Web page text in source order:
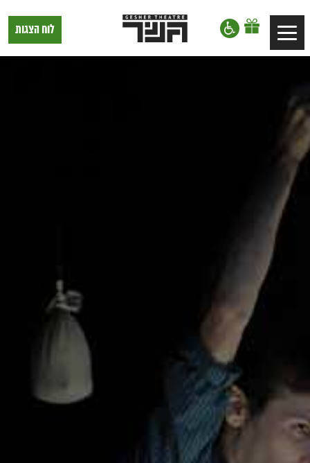
דלג לסרגל הניווט
דלג לתוכן
Toggle
navigation
תיאטרון
גשר,
לוח הצגות